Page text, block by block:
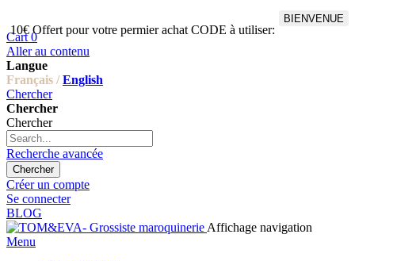
10€ Offert pour votre permier achat CODE à utiliser:
BIENVENUE
Cart 0
Aller au contenu
Langue
Français / English
Chercher
Chercher
Chercher
Recherche avancée
Chercher
Créer un compte
Se connecter
BLOG
Affichage navigation
Menu